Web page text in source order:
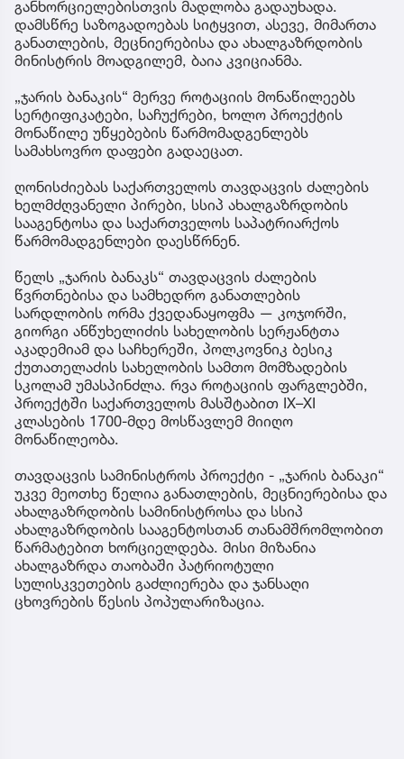
განხორციელებისთვის მადლობა გადაუხადა.
დამსწრე საზოგადოებას სიტყვით, ასევე, მიმართა
განათლების, მეცნიერებისა და ახალგაზრდობის
მინისტრის მოადგილემ, ბაია კვიციანმა.
„ჯარის ბანაკის“ მერვე როტაციის მონაწილეებს
სერტიფიკატები, საჩუქრები, ხოლო პროექტის
მონაწილე უწყებების წარმომადგენლებს
სამახსოვრო დაფები გადაეცათ.
ღონისძიებას საქართველოს თავდაცვის ძალების
ხელმძღვანელი პირები, სსიპ ახალგაზრდობის
სააგენტოსა და საქართველოს საპატრიარქოს
წარმომადგენლები დაესწრნენ.
წელს „ჯარის ბანაკს“ თავდაცვის ძალების
წვრთნებისა და სამხედრო განათლების
სარდლობის ორმა ქვედანაყოფმა — კოჯორში,
გიორგი ანწუხელიძის სახელობის სერჟანტთა
აკადემიამ და საჩხერეში, პოლკოვნიკ ბესიკ
ქუთათელაძის სახელობის სამთო მომზადების
სკოლამ უმასპინძლა. რვა როტაციის ფარგლებში,
პროექტში საქართველოს მასშტაბით IX–XI
კლასების 1700-მდე მოსწავლემ მიიღო
მონაწილეობა.
თავდაცვის სამინისტროს პროექტი - „ჯარის ბანაკი“
უკვე მეოთხე წელია განათლების, მეცნიერებისა და
ახალგაზრდობის სამინისტროსა და სსიპ
ახალგაზრდობის სააგენტოსთან თანამშრომლობით
წარმატებით ხორციელდება. მისი მიზანია
ახალგაზრდა თაობაში პატრიოტული
სულისკვეთების გაძლიერება და ჯანსაღი
ცხოვრების წესის პოპულარიზაცია.